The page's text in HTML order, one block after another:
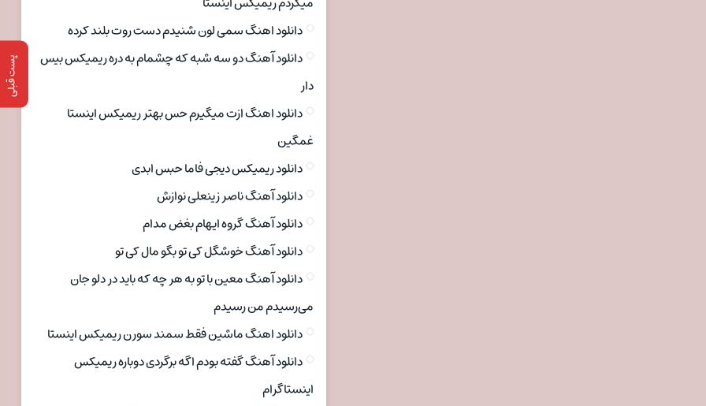
پست قبلی
دانلود اهنگ سمی لون شنیدم دست روت بلند کرده
دانلود آهنگ دو سه شبه که چشمام به دره ریمیکس بیس
دار
دانلود اهنگ ازت میگیرم حس بهتر ریمیکس اینستا
غمگین
دانلود ریمیکس دیجی فاما حبس ابدی
دانلود آهنگ ناصر زینعلی نوازش
دانلود آهنگ گروه ایهام بغض مدام
دانلود آهنگ خوشگل کی تو بگو مال کی تو
دانلود آهنگ معین با تو به هر چه که باید در دلو جان
می‌رسیدم من رسیدم
دانلود اهنگ ماشین فقط سمند سورن ریمیکس اینستا
دانلود آهنگ گفته بودم اگه برگردی دوباره ریمیکس
اینستاگرام